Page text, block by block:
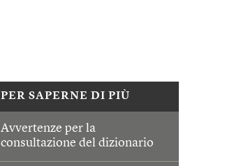
PER SAPERNE DI PIÙ
Avvertenze per la
consultazione del dizionario